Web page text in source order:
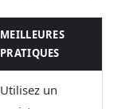
MEILLEURES
PRATIQUES
Utilisez un